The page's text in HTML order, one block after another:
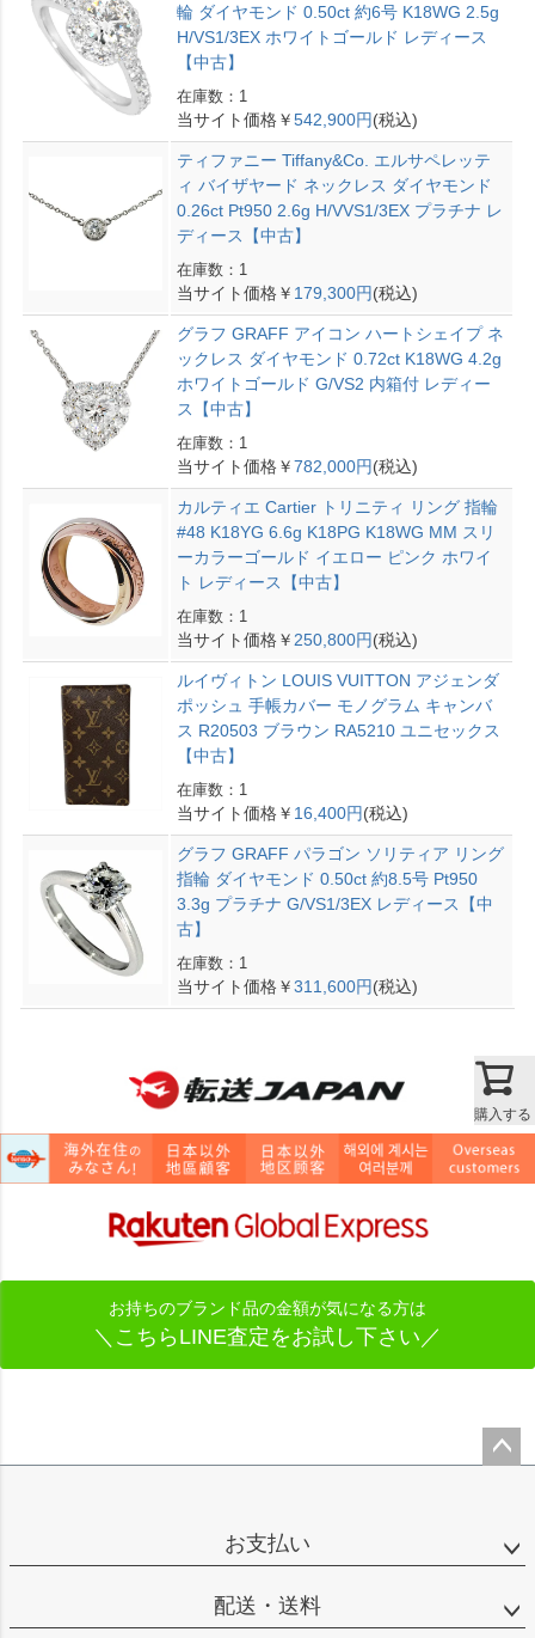
購入する
輪 ダイヤモンド 0.50ct 約6号 K18WG 2.5g
H/VS1/3EX ホワイトゴールド レディース
【中古】
在庫数：1
当サイト価格￥542,900円(税込)
ティファニー Tiffany&Co. エルサペレッテ
ィ バイザヤード ネックレス ダイヤモンド
0.26ct Pt950 2.6g H/VVS1/3EX プラチナ レ
ディース【中古】
在庫数：1
当サイト価格￥ 179,300円(税込)
グラフ GRAFF アイコン ハートシェイプ ネ
ックレス ダイヤモンド 0.72ct K18WG 4.2g
ホワイトゴールド G/VS2 内箱付 レディー
ス【中古】
在庫数：1
当サイト価格￥782,000円(税込)
カルティエ Cartier トリニティ リング 指輪
#48 K18YG 6.6g K18PG K18WG MM スリ
ーカラーゴールド イエロー ピンク ホワイ
ト レディース【中古】
在庫数：1
当サイト価格￥ 250,800円(税込)
ルイヴィトン LOUIS VUITTON アジェンダ
ポッシュ 手帳カバー モノグラム キャンバ
ス R20503 ブラウン RA5210 ユニセックス
【中古】
在庫数：1
当サイト価格￥ 16,400円(税込)
グラフ GRAFF パラゴン ソリティア リング
指輪 ダイヤモンド 0.50ct 約8.5号 Pt950
3.3g プラチナ G/VS1/3EX レディース【中
古】
在庫数：1
当サイト価格￥311,600円(税込)
お持ちのブランド品の金額が気になる方は
＼こちらLINE査定をお試し下さい／
お支払い
配送・送料